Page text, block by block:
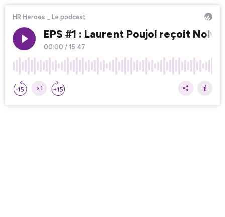
HR Heroes _ Le podcast
EPS #1 : Laurent Poujol reçoit
00:00 / 15:47
×1